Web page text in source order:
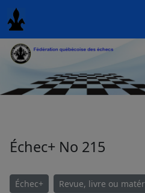
Échec+ No 215
Échec+ Revue, livre ou